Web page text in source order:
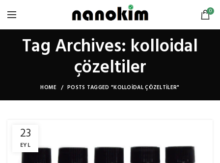
0
Tag Archives: kolloidal
çözeltiler
HOME POSTS TAGGED "KOLLOIDAL ÇÖZELTILER"
23
EYL